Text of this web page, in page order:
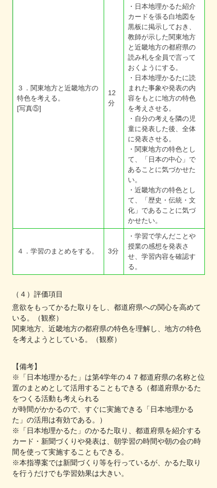
３．関東地方と近畿地方の
特色を考える。
[写真⑤]
12
分
・日本地理かるた紹介
カードを張る白地図を
黒板に掲示しておき、
教師が示した関東地方
と近畿地方の都府県の
読み札を全員で言って
おくようにする。
・日本地理かるたに読
まれた事象や発表の内
容をもとに地方の特色
を考えさせる。
・自分の考えを隣の児
童に発表した後、全体
に発表させる。
・関東地方の特色とし
て、「日本の中心」で
あることに気づかせた
い。
・近畿地方の特色とし
て、「歴史・伝統・文
化」であることに気づ
かせたい。
４．学習のまとめをする。 3分
・学習で学んだことや
授業の感想を発表さ
せ、学習内容を確認す
る。
（４）評価項目
意欲をもってかるた取りをし、都道府県への関心を高めて
いる。（観察）
関東地方、近畿地方の都府県の特色を理解し、地方の特色
を考えようとしている。（観察）
【備考】
※「日本地理かるた」は第4学年の４７都道府県の名称と位
置のまとめとして活用することもできる（都道府県かるた
をつくる活動も考えられる
が時間がかかるので、すぐに実施できる「日本地理かる
た」の活用は有効である。）
※「日本地理かるた」のかるた取り、都道府県を紹介する
カード・新聞づくりや発表は、朝学習の時間や朝の会の時
間を使って実施することもできる。
※本指導案では新聞づくり等を行っているが、かるた取り
を行うだけでも学習効果は大きい。